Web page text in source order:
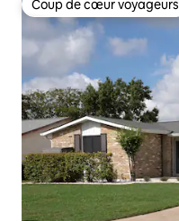
Coup de cœur voyageurs
Coup de cœur voyageurs